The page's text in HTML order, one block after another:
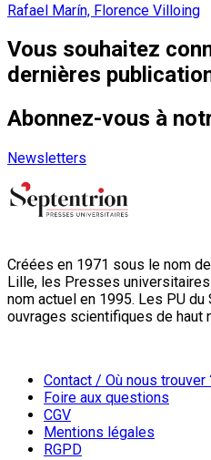
Rafael Marín, Florence Villoing
Vous souhaitez
dernières
Abonnez-vous à
Newsletters
Créées en 1971 sous le nom
Lille, les Presses
nom actuel en 1995. Les PU
ouvrages scientifiques de haut
Contact / Où nous trouver
Foire aux questions
CGV
Mentions légales
RGPD